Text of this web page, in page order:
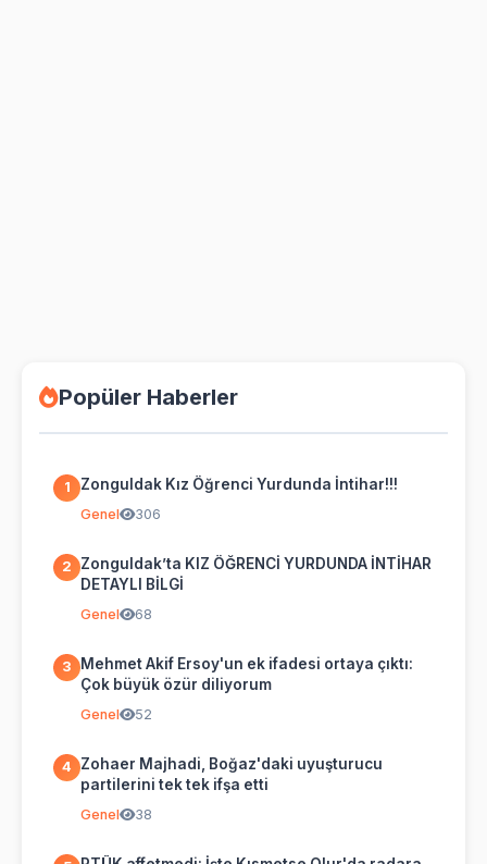
Popüler Haberler
1 Zonguldak Kız Öğrenci Yurdunda İntihar!!!
Genel 306
2
Zonguldak’ta KIZ ÖĞRENCİ YURDUNDA İNTİHAR
DETAYLI BİLGİ
Genel 68
3
Mehmet Akif Ersoy'un ek ifadesi ortaya çıktı:
Çok büyük özür diliyorum
Genel 52
4
Zohaer Majhadi, Boğaz'daki uyuşturucu
partilerini tek tek ifşa etti
Genel 38